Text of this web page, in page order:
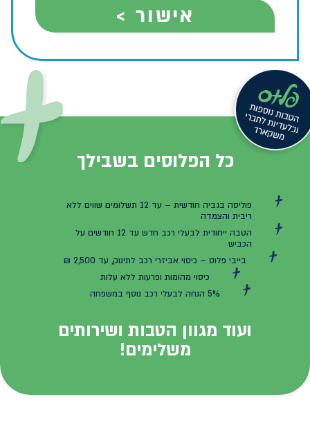
כל הפלוסים בשבילך
פוליסה בגביה חודשית – עד 12 תשלומים שווים ללא
ריבית והצמדה
הטבה ייחודית לבעלי רכב חדש עד 12 חודשים על
הכביש
בייבי פלוס – כיסוי אביזרי רכב לתינוק, עד 2,500 ₪
כיסוי מהומות ופרעות ללא עלות
5% הנחה לבעלי רכב נוסף במשפחה
ועוד מגוון הטבות ושירותים
משלימים!